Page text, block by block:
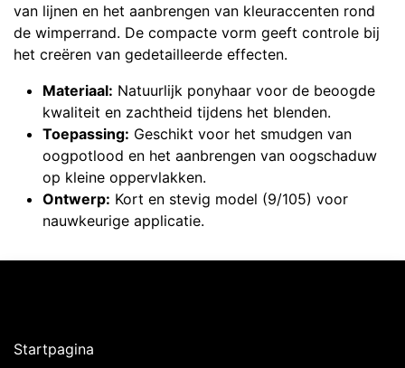
van lijnen en het aanbrengen van kleuraccenten rond
de wimperrand. De compacte vorm geeft controle bij
het creëren van gedetailleerde effecten.
Materiaal: Natuurlijk ponyhaar voor de beoogde
kwaliteit en zachtheid tijdens het blenden.
Toepassing: Geschikt voor het smudgen van
oogpotlood en het aanbrengen van oogschaduw
op kleine oppervlakken.
Ontwerp: Kort en stevig model (9/105) voor
nauwkeurige applicatie.
Startpagina